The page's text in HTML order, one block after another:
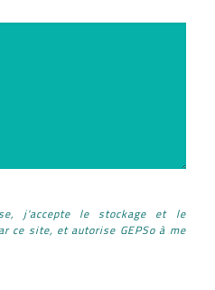
j'accepte le stockage et le
ce site, et autorise GEPSo à me